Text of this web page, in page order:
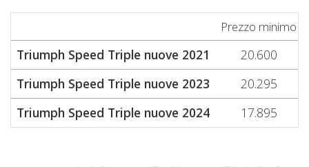
Prezzo minimo
Triumph Speed Triple nuove 2021
20.600
Triumph Speed Triple nuove 2023
20.295
Triumph Speed Triple nuove 2024
17.895